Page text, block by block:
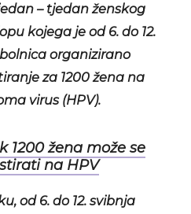
– tjedan ženskog
kojega je od 6. do 12.
organizirano
za 1200 žena na
virus (HPV).
1200 žena može se
na HPV
od 6. do 12. svibnja